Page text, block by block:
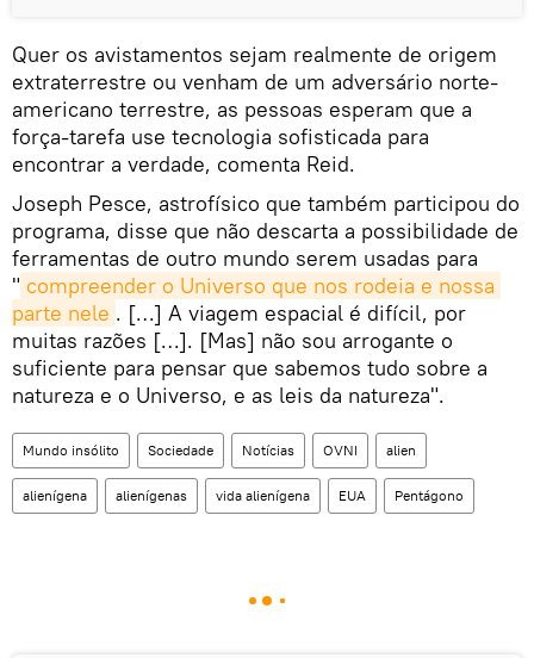
Quer os avistamentos sejam realmente de origem
extraterrestre ou venham de um adversário norte-
americano terrestre, as pessoas esperam que a
força-tarefa use tecnologia sofisticada para
encontrar a verdade, comenta Reid.
Joseph Pesce, astrofísico que também participou do
programa, disse que não descarta a possibilidade de
ferramentas de outro mundo serem usadas para
" compreender o Universo que nos rodeia e nossa
parte nele . […] A viagem espacial é difícil, por
muitas razões […]. [Mas] não sou arrogante o
suficiente para pensar que sabemos tudo sobre a
natureza e o Universo, e as leis da natureza".
Mundo insólito Sociedade Notícias OVNI alien
alienígena alienígenas vida alienígena EUA Pentágono